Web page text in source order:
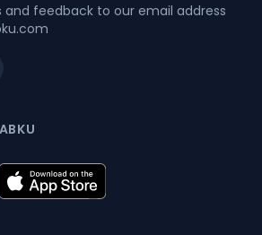
and feedback to our email address